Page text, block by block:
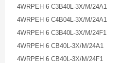
4WRPEH 6 C3B40L-3X/M/24A1
4WRPEH 6 C4B04L-3X/M/24A1
4WRPEH 6 C3B40L-3X/M/24F1
4WRPEH 6 CB40L-3X/M/24A1
4WRPEH 6 CB40L-3X/M/24F1